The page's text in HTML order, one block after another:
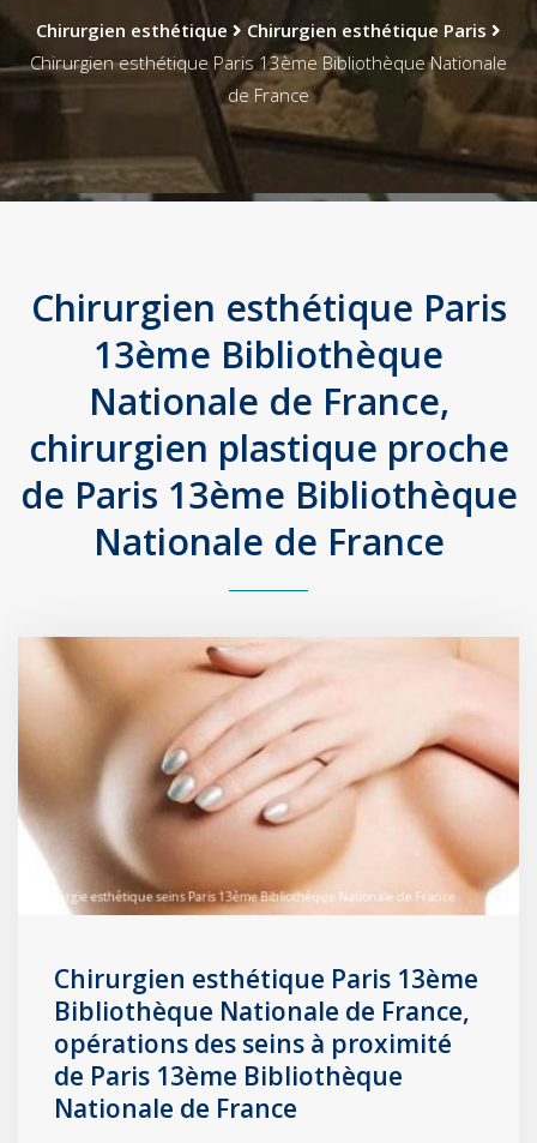
Chirurgien esthétique
Chirurgien esthétique Paris
Chirurgien esthétique Paris 13ème Bibliothèque Nationale
de France
Chirurgien esthétique Paris
13ème Bibliothèque
Nationale de France,
chirurgien plastique proche
de Paris 13ème Bibliothèque
Nationale de France
Chirurgien esthétique Paris 13ème
Bibliothèque Nationale de France,
opérations des seins à proximité
de Paris 13ème Bibliothèque
Nationale de France